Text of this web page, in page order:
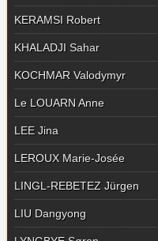
KERAMSI Robert
KHALADJI Sahar
KOCHMAR Valodymyr
Le LOUARN Anne
LEE Jina
LEROUX Marie-Josée
LINGL-REBETEZ Jürgen
LIU Dangyong